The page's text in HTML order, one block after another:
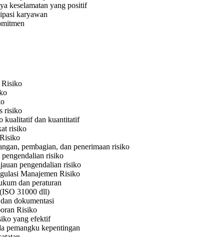
keselamatan yang positif
karyawan
Risiko
risiko
kualitatif dan kuantitatif
risiko
pembagian, dan penerimaan risiko
risiko
pengendalian risiko
Manajemen Risiko
dan peraturan
31000 dll)
dokumentasi
Risiko
yang efektif
pemangku kepentingan